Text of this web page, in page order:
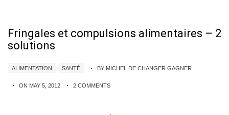
Fringales et compulsions alimentaires – 2
solutions
ALIMENTATION SANTÉ BY MICHEL DE CHANGER GAGNER
ON MAY 5, 2012 2 COMMENTS